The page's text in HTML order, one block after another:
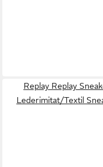
Replay Replay
Lederimitat/Textil